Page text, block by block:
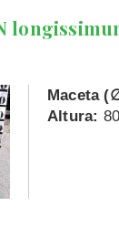
Maceta
Altura: